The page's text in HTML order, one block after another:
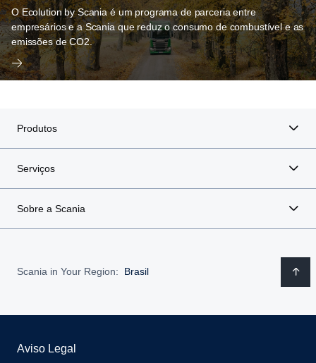
O Ecolution by Scania é um programa de parceria entre
empresários e a Scania que reduz o consumo de combustível e as
emissões de CO2.
Produtos
Serviços
Sobre a Scania
Scania in Your Region: Brasil
Aviso Legal